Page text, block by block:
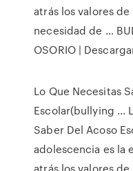
atrás los valores
necesidad de …
OSORIO |
Lo Que Necesitas
Escolar(bullying ...
Saber Del Acoso
adolescencia es la
atrás los valores